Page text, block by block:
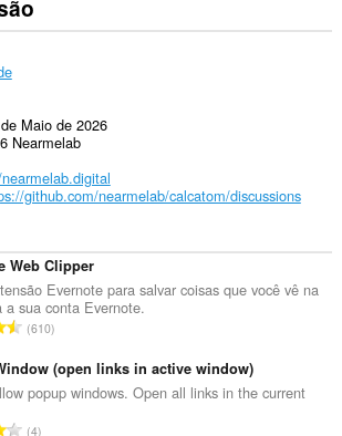
Maio de 2026
Nearmelab
github.com/nearmelab/calcatom/discussions
Web Clipper
Evernote para salvar coisas que você vê na
a sua conta Evernote.
N
m
e
610
(open links in active window)
popup windows. Open all links in the current
N4